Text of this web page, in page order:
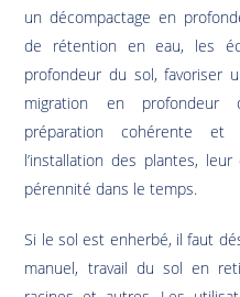
un décompactage en
de rétention en eau, les
profondeur du sol, favoriser
migration en profondeur
préparation cohérente
l’installation des plantes,
pérennité dans le temps.
Si le sol est enherbé, il faut
manuel, travail du sol en